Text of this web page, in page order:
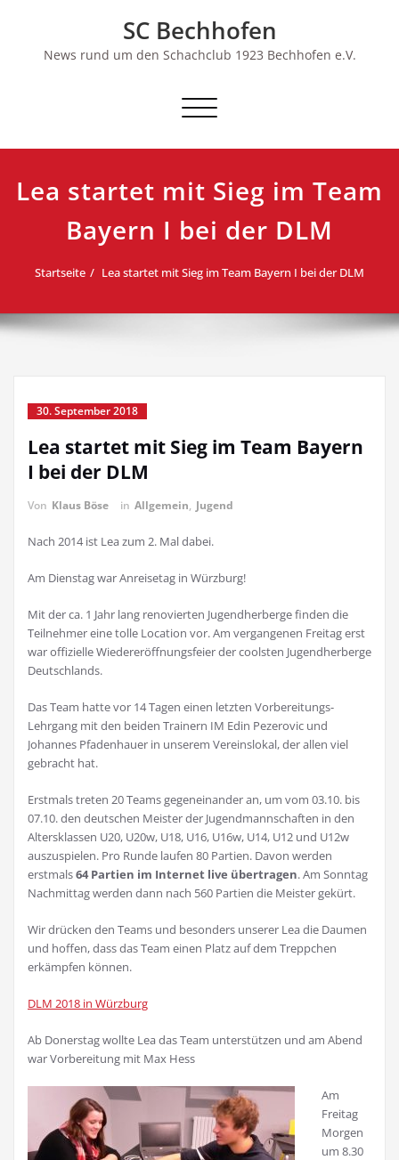
SC Bechhofen
News rund um den Schachclub 1923 Bechhofen e.V.
Schalte
Lea startet mit Sieg im Team
Bayern I bei der DLM
Startseite Lea startet mit Sieg im Team Bayern I bei der DLM
30. September 2018
Lea startet mit Sieg im Team Bayern
I bei der DLM
Von Klaus Böse in Allgemein, Jugend
Nach 2014 ist Lea zum 2. Mal dabei.
Am Dienstag war Anreisetag in Würzburg!
Mit der ca. 1 Jahr lang renovierten Jugendherberge finden die
Teilnehmer eine tolle Location vor. Am vergangenen Freitag erst
war offizielle Wiedereröffnungsfeier der coolsten Jugendherberge
Deutschlands.
Das Team hatte vor 14 Tagen einen letzten Vorbereitungs-
Lehrgang mit den beiden Trainern IM Edin Pezerovic und
Johannes Pfadenhauer in unserem Vereinslokal, der allen viel
gebracht hat.
Erstmals treten 20 Teams gegeneinander an, um vom 03.10. bis
07.10. den deutschen Meister der Jugendmannschaften in den
Altersklassen U20, U20w, U18, U16, U16w, U14, U12 und U12w
auszuspielen. Pro Runde laufen 80 Partien. Davon werden
erstmals64 Partien im Internet live übertragen. Am Sonntag
Nachmittag werden dann nach 560 Partien die Meister gekürt.
Wir drücken den Teams und besonders unserer Lea die Daumen
und hoffen, dass das Team einen Platz auf dem Treppchen
erkämpfen können.
DLM 2018 in Würzburg
Ab Donerstag wollte Lea das Team unterstützen und am Abend
war Vorbereitung mit Max Hess
Am
Freitag
Morgen
um 8.30